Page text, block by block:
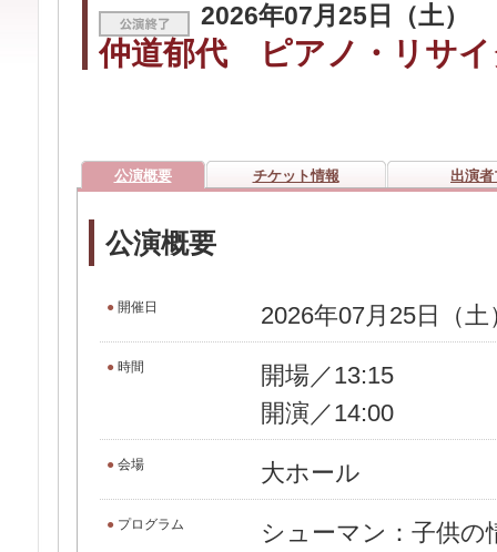
2026年07月25日（土）
仲道郁代 ピアノ・リサイ
公演概要 チケット情報 出演者
公演概要
● 開催日 2026年07月25日（土
● 時間
開場／13:15
開演／14:00
● 会場 大ホール
● プログラム
シューマン：子供の